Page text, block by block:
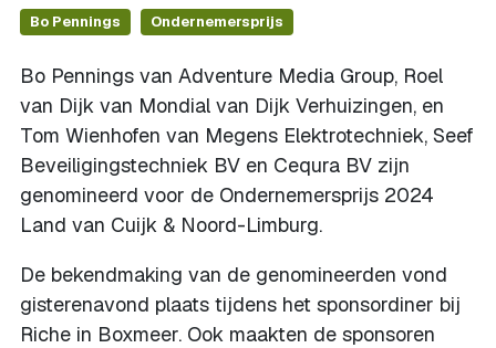
Bo Pennings Ondernemersprijs
Bo Pennings van Adventure Media Group, Roel
van Dijk van Mondial van Dijk Verhuizingen, en
Tom Wienhofen van Megens Elektrotechniek, Seef
Beveiligingstechniek BV en Cequra BV zijn
genomineerd voor de Ondernemersprijs 2024
Land van Cuijk & Noord-Limburg.
De bekendmaking van de genomineerden vond
gisterenavond plaats tijdens het sponsordiner bij
Riche in Boxmeer. Ook maakten de sponsoren